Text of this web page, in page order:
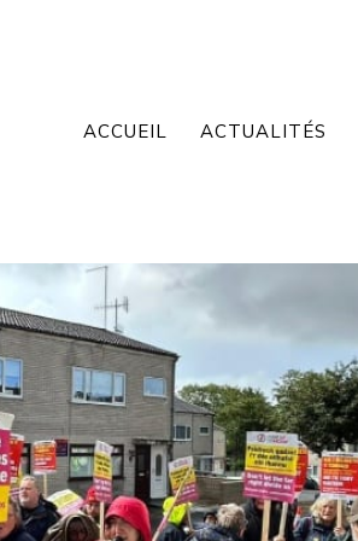
ACCUEIL ACTUALITÉS